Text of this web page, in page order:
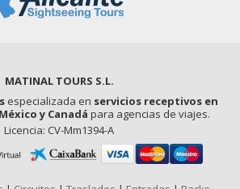
MATINAL TOURS S.L.
especializada en servicios receptivos en
y Canadá para agencias de viajes.
Licencia: CV-Mm1394-A